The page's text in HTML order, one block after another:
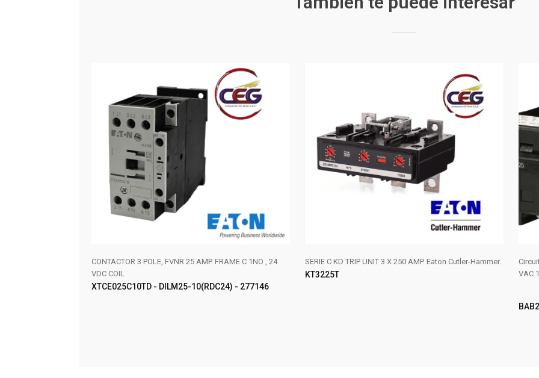
CONTACTOR 3 POLE, FVNR 25 AMP. FRAME C 1NO , 24
VDC COIL
XTCE025C10TD - DILM25-10(RDC24) - 277146
SERIE C KD TRIP UNIT 3 X 250 AMP. Eaton Cutler-Hammer.
KT3225T
VAC